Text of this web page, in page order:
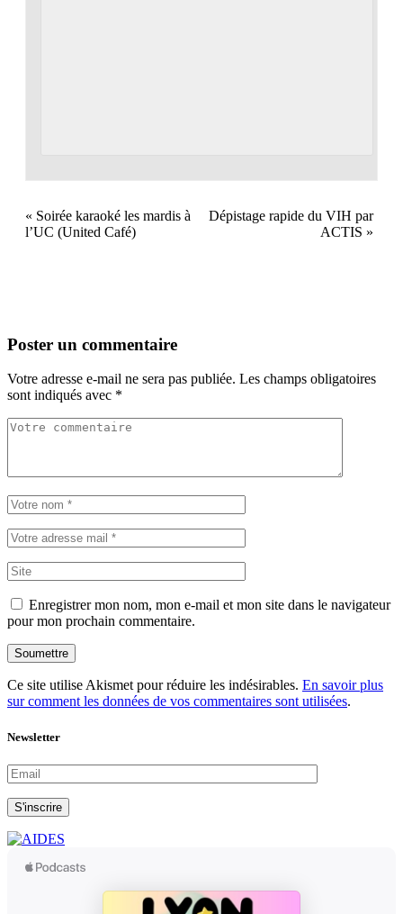
« Soirée karaoké les mardis à
l’UC (United Café)
Dépistage rapide du VIH par
ACTIS »
Poster un commentaire
Votre adresse e-mail ne sera pas publiée. Les champs obligatoires
sont indiqués avec *
Enregistrer mon nom, mon e-mail et mon site dans le navigateur
pour mon prochain commentaire.
Soumettre
Ce site utilise Akismet pour réduire les indésirables. En savoir plus
sur comment les données de vos commentaires sont utilisées.
Newsletter
S'inscrire